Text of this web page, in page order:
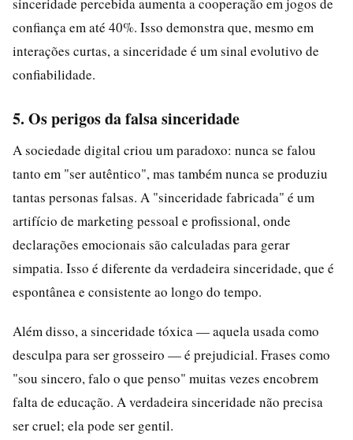
confiança em até 40%. Isso demonstra que, mesmo em
interações curtas, a sinceridade é um sinal evolutivo de
confiabilidade.
5. Os perigos da falsa sinceridade
A sociedade digital criou um paradoxo: nunca se falou
tanto em "ser autêntico", mas também nunca se produziu
tantas personas falsas. A "sinceridade fabricada" é um
artifício de marketing pessoal e profissional, onde
declarações emocionais são calculadas para gerar
simpatia. Isso é diferente da verdadeira sinceridade, que é
espontânea e consistente ao longo do tempo.
Além disso, a sinceridade tóxica — aquela usada como
desculpa para ser grosseiro — é prejudicial. Frases como
"sou sincero, falo o que penso" muitas vezes encobrem
falta de educação. A verdadeira sinceridade não precisa
ser cruel; ela pode ser gentil.